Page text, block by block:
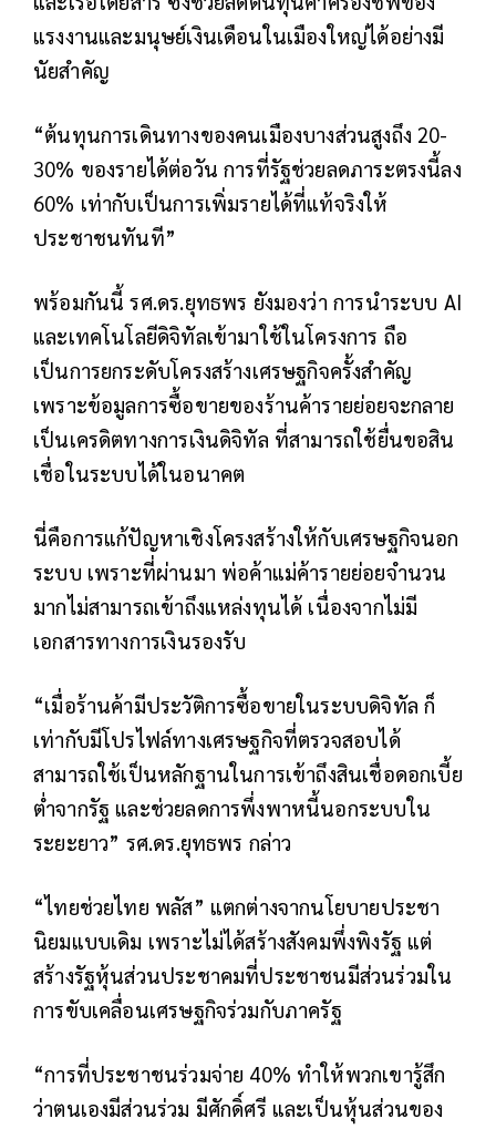
แรงงานและมนุษย์เงินเดือนในเมืองใหญ่ได้อย่างมี
นัยสำคัญ
“ต้นทุนการเดินทางของคนเมืองบางส่วนสูงถึง 20-
30% ของรายได้ต่อวัน การที่รัฐช่วยลดภาระตรงนี้ลง
60% เท่ากับเป็นการเพิ่มรายได้ที่แท้จริงให้
ประชาชนทันที”
พร้อมกันนี้ รศ.ดร.ยุทธพร ยังมองว่า การนำระบบ AI
และเทคโนโลยีดิจิทัลเข้ามาใช้ในโครงการ ถือ
เป็นการยกระดับโครงสร้างเศรษฐกิจครั้งสำคัญ
เพราะข้อมูลการซื้อขายของร้านค้ารายย่อยจะกลาย
เป็นเครดิตทางการเงินดิจิทัล ที่สามารถใช้ยื่นขอสิน
เชื่อในระบบได้ในอนาคต
นี่คือการแก้ปัญหาเชิงโครงสร้างให้กับเศรษฐกิจนอก
ระบบ เพราะที่ผ่านมา พ่อค้าแม่ค้ารายย่อยจำนวน
มากไม่สามารถเข้าถึงแหล่งทุนได้ เนื่องจากไม่มี
เอกสารทางการเงินรองรับ
“เมื่อร้านค้ามีประวัติการซื้อขายในระบบดิจิทัล ก็
เท่ากับมีโปรไฟล์ทางเศรษฐกิจที่ตรวจสอบได้
สามารถใช้เป็นหลักฐานในการเข้าถึงสินเชื่อดอกเบี้ย
ต่ำจากรัฐ และช่วยลดการพึ่งพาหนี้นอกระบบใน
ระยะยาว” รศ.ดร.ยุทธพร กล่าว
“ไทยช่วยไทย พลัส” แตกต่างจากนโยบายประชา
นิยมแบบเดิม เพราะไม่ได้สร้างสังคมพึ่งพิงรัฐ แต่
สร้างรัฐหุ้นส่วนประชาคมที่ประชาชนมีส่วนร่วมใน
การขับเคลื่อนเศรษฐกิจร่วมกับภาครัฐ
“การที่ประชาชนร่วมจ่าย 40% ทำให้พวกเขารู้สึก
ว่าตนเองมีส่วนร่วม มีศักดิ์ศรี และเป็นหุ้นส่วนของ